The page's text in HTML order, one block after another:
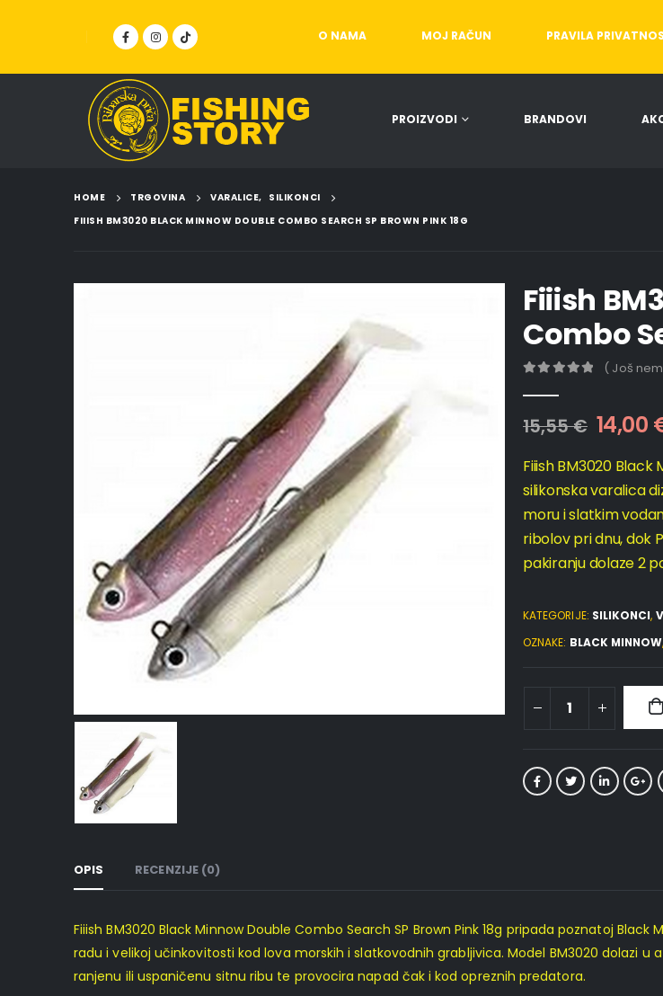
O NAMA MOJ RAČUN PRAVILA
PROIZVODI BRANDOVI
HOME TRGOVINA VARALICE, SILIKONCI
FIIISH BM3020 BLACK MINNOW DOUBLE COMBO SEARCH SP BROWN PINK 18G
Fiiish
Combo
( Još
15,55€ 14,00
Fiiish BM3020 Black
silikonska varalica
moru i slatkim
ribolov pri dnu, dok
pakiranju dolaze 2
KATEGORIJE: SILIKONCI,
OZNAKE: BLACK MINNOW,
OPIS RECENZIJE (0)
Fiiish BM3020 Black Minnow Double Combo Search SP Brown Pink 18g pripada poznatoj Black
radu i velikoj učinkovitosti kod lova morskih i slatkovodnih grabljivica. Model BM3020 dolazi
ranjenu ili uspaničenu sitnu ribu te provocira napad čak i kod opreznih predatora.